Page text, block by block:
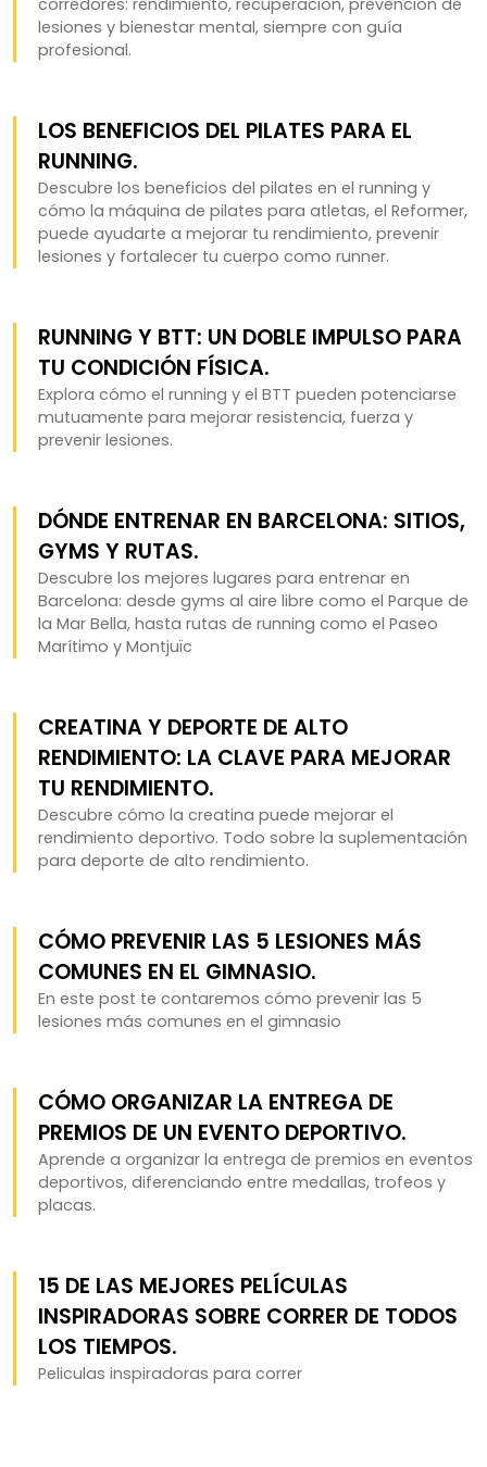
corredores: rendimiento, recuperación, prevención de
lesiones y bienestar mental, siempre con guía
profesional.
LOS BENEFICIOS DEL PILATES PARA EL
RUNNING.
Descubre los beneficios del pilates en el running y
cómo la máquina de pilates para atletas, el Reformer,
puede ayudarte a mejorar tu rendimiento, prevenir
lesiones y fortalecer tu cuerpo como runner.
RUNNING Y BTT: UN DOBLE IMPULSO PARA
TU CONDICIÓN FÍSICA.
Explora cómo el running y el BTT pueden potenciarse
mutuamente para mejorar resistencia, fuerza y
prevenir lesiones.
DÓNDE ENTRENAR EN BARCELONA: SITIOS,
GYMS Y RUTAS.
Descubre los mejores lugares para entrenar en
Barcelona: desde gyms al aire libre como el Parque de
la Mar Bella, hasta rutas de running como el Paseo
Marítimo y Montjuïc
CREATINA Y DEPORTE DE ALTO
RENDIMIENTO: LA CLAVE PARA MEJORAR
TU RENDIMIENTO.
Descubre cómo la creatina puede mejorar el
rendimiento deportivo. Todo sobre la suplementación
para deporte de alto rendimiento.
CÓMO PREVENIR LAS 5 LESIONES MÁS
COMUNES EN EL GIMNASIO.
En este post te contaremos cómo prevenir las 5
lesiones más comunes en el gimnasio
CÓMO ORGANIZAR LA ENTREGA DE
PREMIOS DE UN EVENTO DEPORTIVO.
Aprende a organizar la entrega de premios en eventos
deportivos, diferenciando entre medallas, trofeos y
placas.
15 DE LAS MEJORES PELÍCULAS
INSPIRADORAS SOBRE CORRER DE TODOS
LOS TIEMPOS.
Peliculas inspiradoras para correr